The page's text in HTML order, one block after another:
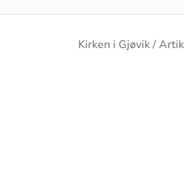
Kirken i Gjøvik